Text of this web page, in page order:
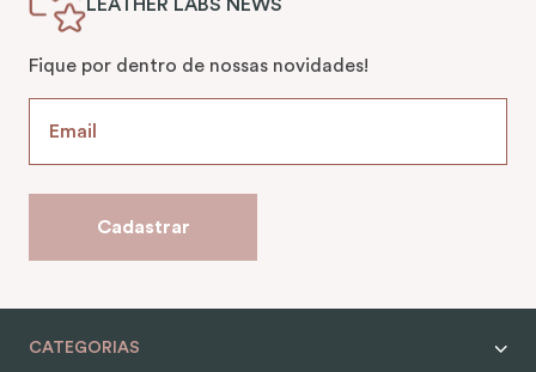
LEATHER LABS NEWS
Fique por dentro de nossas novidades!
Cadastrar
CATEGORIAS